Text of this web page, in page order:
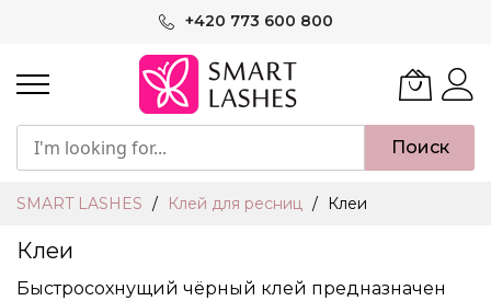
+420 773 600 800
Поиск
SMART LASHES Клей для ресниц Клеи
Клеи
Быстросохнущий чёрный клей предназначен